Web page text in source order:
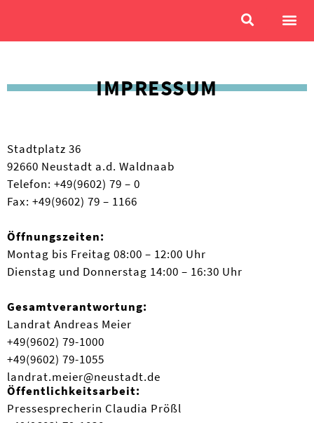
IMPRESSUM
Stadtplatz 36
92660 Neustadt a.d. Waldnaab
Telefon: +49(9602) 79 – 0
Fax: +49(9602) 79 – 1166
Öffnungszeiten:
Montag bis Freitag 08:00 – 12:00 Uhr
Dienstag und Donnerstag 14:00 – 16:30 Uhr
Gesamtverantwortung:
Landrat Andreas Meier
+49(9602) 79-1000
+49(9602) 79-1055
landrat.meier@neustadt.de
Öffentlichkeitsarbeit:
Pressesprecherin Claudia Prößl